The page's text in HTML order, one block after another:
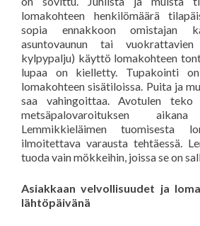
lomakohteen henkilömäärä
sopia ennakkoon omistajan
asuntovaunun tai
kylpypalju) käyttö lomakohteen
lupaa on kielletty. Tupakointi
lomakohteen sisätiloissa. Puita ja
saa vahingoittaa. Avotulen
metsäpalovaroituksen
Lemmikkieläimen tuomisesta
ilmoitettava varausta tehtäessä.
tuoda vain mökkeihin, joissa se on
Asiakkaan velvollisuudet ja
lähtöpäivänä